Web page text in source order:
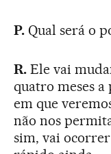
P.Qual será o
R.Ele vai
quatro meses
em que
não nos
sim, vai